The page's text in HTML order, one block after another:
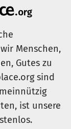
Menschen,
Gutes zu
sind
ist unsere